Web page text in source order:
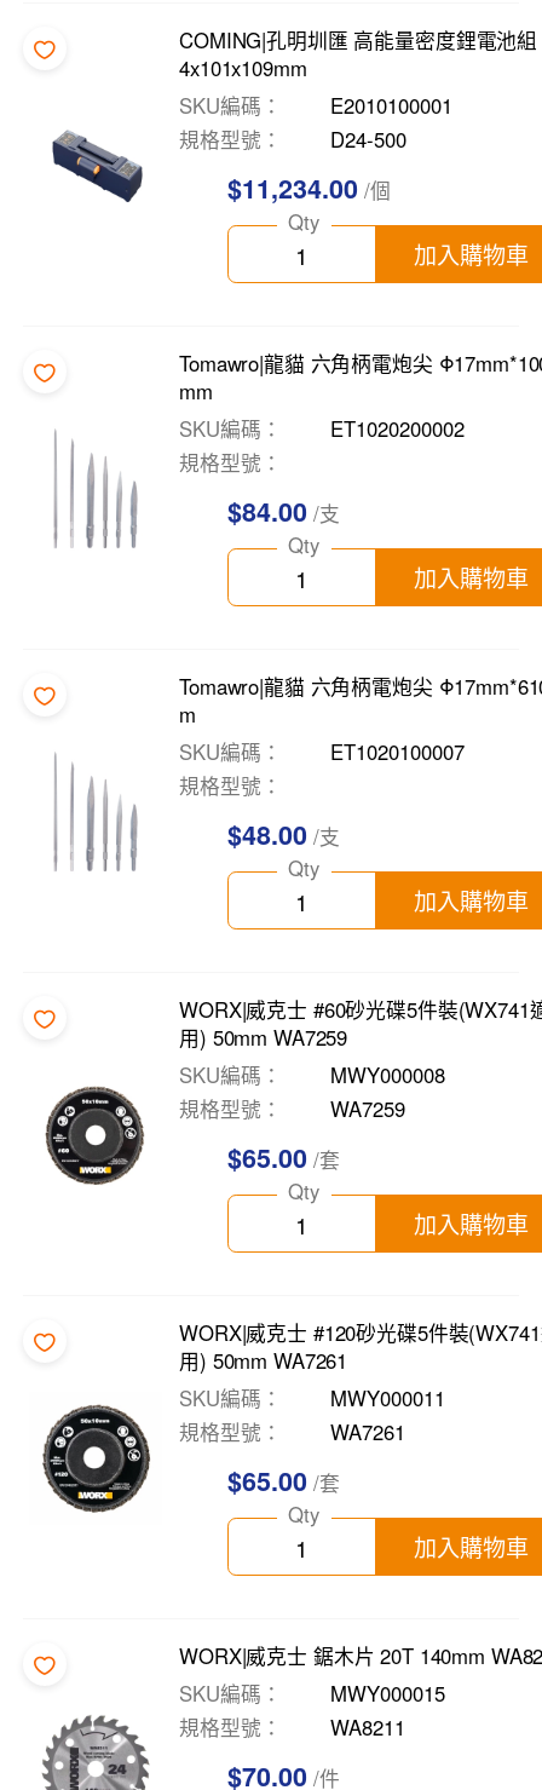
COMING|孔明圳匯 高能量密度鋰電池組
4x101x109mm
SKU編碼
E2010100001
規格型號
D24-500
$11,234.00 /個
Qty
加入購物車
Tomawro|龍貓 六角柄電炮尖
mm
SKU編碼
ET1020200002
規格型號
$84.00 /支
Qty
加入購物車
Tomawro|龍貓 六角柄電炮尖
m
SKU編碼
ET1020100007
規格型號
$48.00 /支
Qty
加入購物車
WORX|威克士 #60砂光碟5件裝(WX741
用) 50mm WA7259
SKU編碼
MWY000008
規格型號
WA7259
$65.00 /套
Qty
加入購物車
WORX|威克士 #120砂光碟5件裝
用) 50mm WA7261
SKU編碼
MWY000011
規格型號
WA7261
$65.00 /套
Qty
加入購物車
WORX|威克士 鋸木片 20T 140mm
SKU編碼
MWY000015
規格型號
WA8211
$70.00 /件